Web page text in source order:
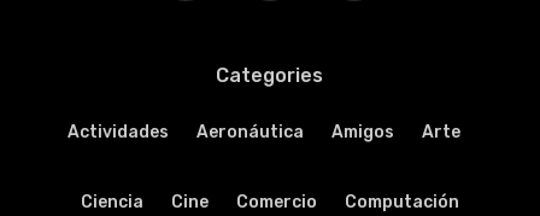
Categories
Actividades Aeronáutica Amigos Arte
Ciencia Cine Comercio Computación